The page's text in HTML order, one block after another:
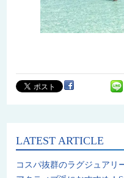
LATEST ARTICLE
コスパ抜群のラグジュアリ